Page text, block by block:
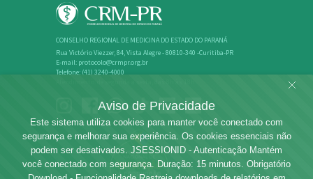
CONSELHO REGIONAL DE MEDICINA DO ESTADO DO PARANÁ
Rua Victório Viezzer, 84, Vista Alegre - 80810-340 -Curitiba-PR
E-mail: protocolo@crmpr.org.br
Telefone: (41) 3240-4000
Aviso de Privacidade
Este sistema utiliza cookies para manter você conectado com
segurança e melhorar sua experiência. Os cookies essenciais não
podem ser desativados. JSESSIONID - Autenticação Mantém
você conectado com segurança. Duração: 15 minutos. Obrigatório